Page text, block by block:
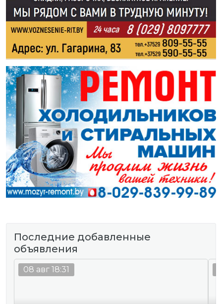
Последние добавленные
объявления
08 авг 18:31